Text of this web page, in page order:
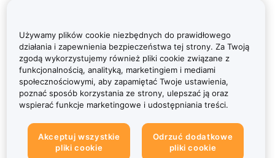
Używamy plików cookie niezbędnych do prawidłowego
działania i zapewnienia bezpieczeństwa tej strony. Za Twoją
zgodą wykorzystujemy również pliki cookie związane z
funkcjonalnością, analityką, marketingiem i mediami
społecznościowymi, aby zapamiętać Twoje ustawienia,
poznać sposób korzystania ze strony, ulepszać ją oraz
wspierać funkcje marketingowe i udostępniania treści.
Akceptuj wszystkie
pliki cookie
Odrzuć dodatkowe
pliki cookie